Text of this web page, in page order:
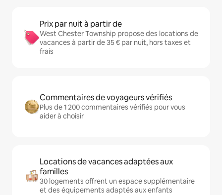
Prix par nuit à partir de
West Chester Township propose des locations de
vacances à partir de 35 € par nuit, hors taxes et
frais
Commentaires de voyageurs vérifiés
Plus de 1 200 commentaires vérifiés pour vous
aider à choisir
Locations de vacances adaptées aux
familles
30 logements offrent un espace supplémentaire
et des équipements adaptés aux enfants